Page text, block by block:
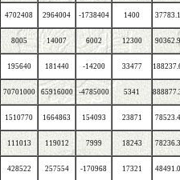
4702408 2964004 -1738404 1400
8005 14007 6002 12300
195640 181440 -14200 33477
70701000 65916000 -4785000 5341
1510770 1664863 154093 23871
111013 119012 7999 18243
428522 257554 -170968 17321